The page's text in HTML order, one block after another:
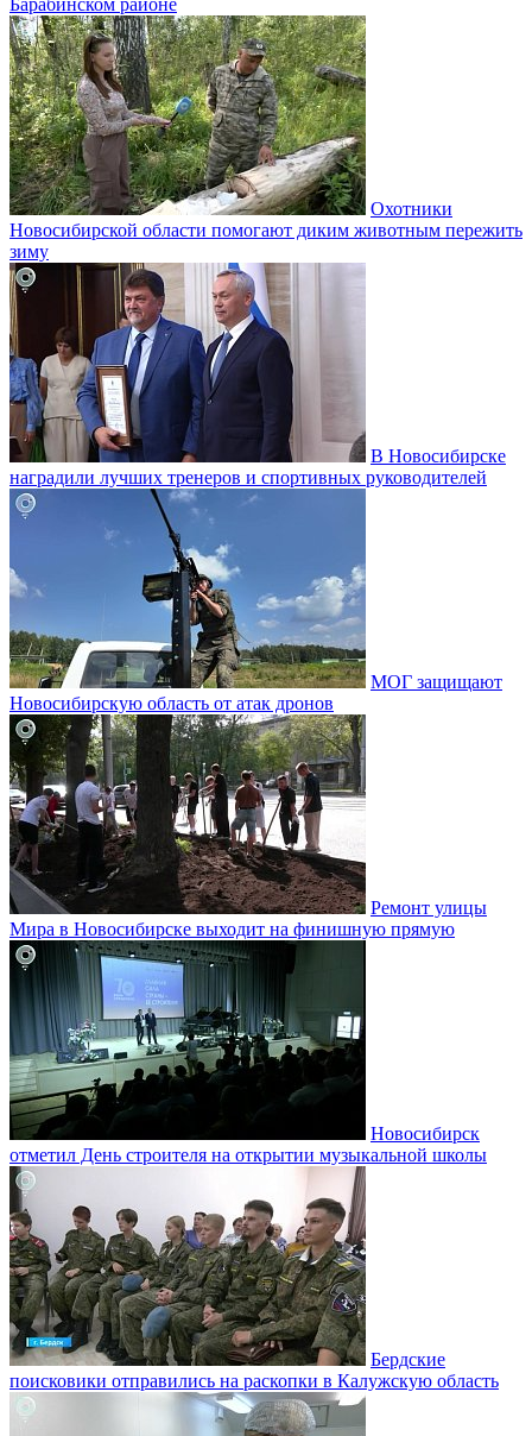
Охотники
Новосибирской области помогают диким животным пережить
зиму
В Новосибирске
наградили лучших тренеров и спортивных руководителей
МОГ защищают
Новосибирскую область от атак дронов
Ремонт улицы
Мира в Новосибирске выходит на финишную прямую
Новосибирск
отметил День строителя на открытии музыкальной школы
Бердские
поисковики отправились на раскопки в Калужскую область